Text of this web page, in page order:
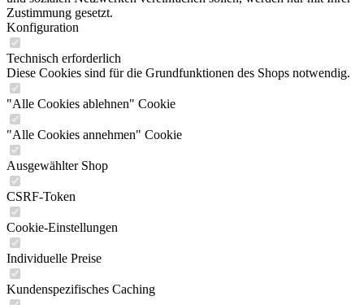
Zustimmung gesetzt.
Konfiguration
Technisch erforderlich
Diese Cookies sind für die Grundfunktionen des Shops notwendig.
"Alle Cookies ablehnen" Cookie
"Alle Cookies annehmen" Cookie
Ausgewählter Shop
CSRF-Token
Cookie-Einstellungen
Individuelle Preise
Kundenspezifisches Caching